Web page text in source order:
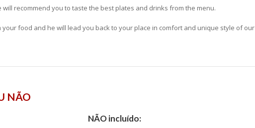
recommend you to taste the best plates and drinks from the menu.
food and he will lead you back to your place in comfort and unique style of our
NÃO
NÃO incluído: